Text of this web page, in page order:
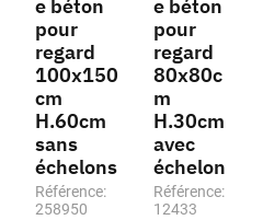
e béton
pour
regard
100x150
cm
H.60cm
sans
échelons
Référence:
258950
e béton
pour
regard
80x80c
m
H.30cm
avec
échelon
Référence:
12433